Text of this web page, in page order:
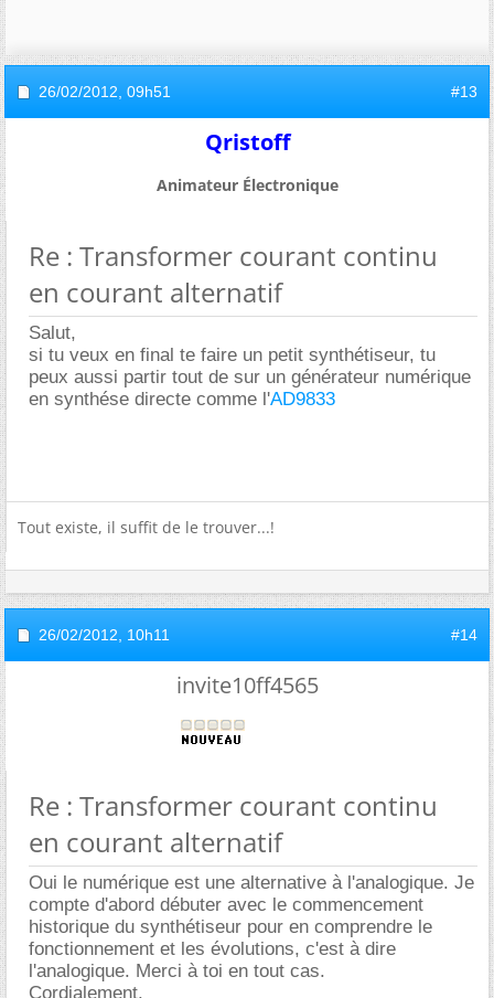
26/02/2012, 09h51 #13
Qristoff
Animateur Électronique
Re : Transformer courant continu
en courant alternatif
Salut,
si tu veux en final te faire un petit synthétiseur, tu
peux aussi partir tout de sur un générateur numérique
en synthése directe comme l'AD9833
Tout existe, il suffit de le trouver...!
26/02/2012, 10h11 #14
invite10ff4565
Re : Transformer courant continu
en courant alternatif
Oui le numérique est une alternative à l'analogique. Je
compte d'abord débuter avec le commencement
historique du synthétiseur pour en comprendre le
fonctionnement et les évolutions, c'est à dire
l'analogique. Merci à toi en tout cas.
Cordialement.